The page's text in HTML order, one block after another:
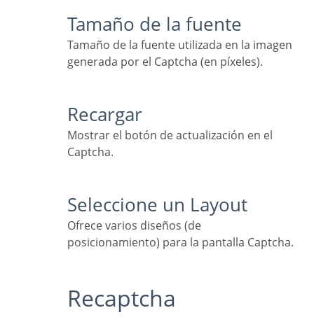
Tamaño de la fuente
Tamaño de la fuente utilizada en la imagen
generada por el Captcha (en píxeles).
Recargar
Mostrar el botón de actualización en el
Captcha.
Seleccione un Layout
Ofrece varios diseños (de
posicionamiento) para la pantalla Captcha.
Recaptcha